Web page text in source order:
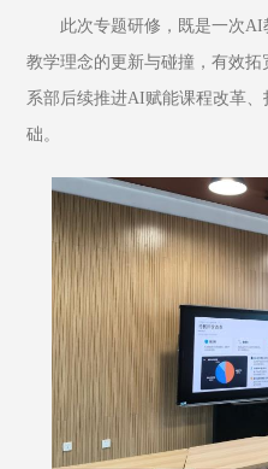
此次专题研修，既是一次
教学理念的更新与碰撞，有效
系部后续推进AI赋能课程改革
础。